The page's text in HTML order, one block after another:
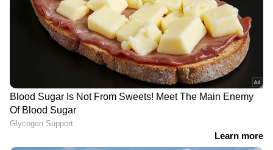
'ഷിജിലിന്റെ കുടുംബം
ആവശ്യപ്പെടുന്ന 10
മത്സ്യത്തൊഴിലാളികളെ കൂടി
തെരച്ചിലിൽ ഉൾപ്പെടുത്തും'